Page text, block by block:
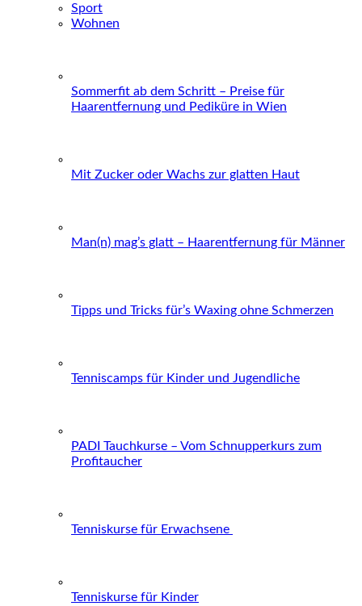
Sport
Wohnen
Sommerfit ab dem Schritt – Preise für
Haarentfernung und Pediküre in Wien
Mit Zucker oder Wachs zur glatten Haut
Man(n) mag’s glatt – Haarentfernung für Männer
Tipps und Tricks für’s Waxing ohne Schmerzen
Tenniscamps für Kinder und Jugendliche
PADI Tauchkurse – Vom Schnupperkurs zum
Profitaucher
Tenniskurse für Erwachsene
Tenniskurse für Kinder